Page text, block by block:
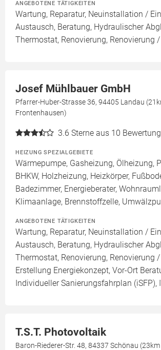
ANGEBOTENE TÄTIGKEITEN
Wartung, Reparatur, Neuinstallation /
Austausch, Beratung, Hydraulischer
Thermostat, Renovierung, Renovierung
Josef Mühlbauer GmbH
Pfarrer-Huber-Strasse 36, 94405 Landau
Frontenhausen)
3.6 Sterne aus 10
HEIZUNG SPEZIALGEBIETE
Wärmepumpe, Gasheizung, Ölheizung,
BHKW, Holzheizung, Heizkörper,
Badezimmer, Energieberater,
Klimaanlage, Brennstoffzelle,
ANGEBOTENE TÄTIGKEITEN
Wartung, Reparatur, Neuinstallation /
Austausch, Beratung, Hydraulischer
Thermostat, Renovierung, Renovierung
Erstellung Energiekonzept, Vor-Ort
Individueller Sanierungsfahrplan (iSFP),
T.S.T. Photovoltaik
Baron-Riederer-Str. 48, 84337 Schönau